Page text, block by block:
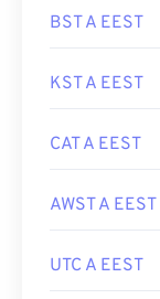
BST A EEST
KST A EEST
CAT A EEST
AWST A EEST
UTC A EEST